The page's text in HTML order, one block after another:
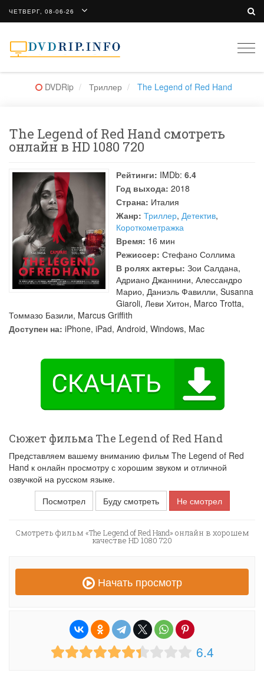
ЧЕТВЕРГ, 08-06-26
DVDRip Триллер The Legend of Red Hand
The Legend of Red Hand смотреть
онлайн в HD 1080 720
Рейтинги: IMDb: 6.4
Год выхода: 2018
Страна: Италия
Жанр: Триллер, Детектив,
Короткометражка
Время: 16 мин
Режиссер: Стефано Соллима
В ролях актеры: Зои Салдана,
Адриано Джаннини, Алессандро
Марио, Даниэль Фавилли, Susanna
Giaroli, Леви Хитон, Marco Trotta,
Томмазо Базили, Marcus Griffith
Доступен на: iPhone, iPad, Android, Windows, Mac
Сюжет фильма The Legend of Red Hand
Представляем вашему вниманию фильм The Legend of Red
Hand к онлайн просмотру с хорошим звуком и отличной
озвучкой на русском языке.
Посмотрел
Буду смотреть Не смотрел
Смотреть фильм «The Legend of Red Hand» онлайн в хорошем
качестве HD 1080 720
Начать просмотр
6.4